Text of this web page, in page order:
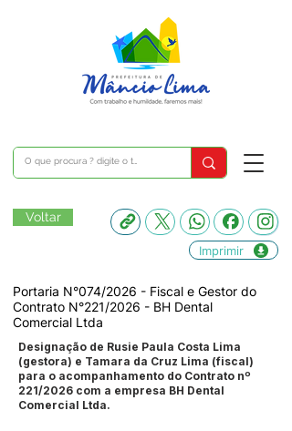
Voltar
Imprimir
Portaria N°074/2026 - Fiscal e Gestor do
Contrato N°221/2026 - BH Dental
Comercial Ltda
Designação de Rusie Paula Costa Lima
(gestora) e Tamara da Cruz Lima (fiscal)
para o acompanhamento do Contrato nº
221/2026 com a empresa BH Dental
Comercial Ltda.